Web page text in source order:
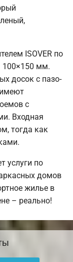
ISOVER по
100×150 мм.
досок с пазо-
с
Входная
тогда как
услуги по
домов
жилье в
– реально!